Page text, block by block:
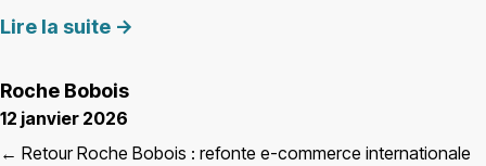
Lire la suite ->
Roche Bobois
12 janvier 2026
← Retour Roche Bobois : refonte e-commerce internationale